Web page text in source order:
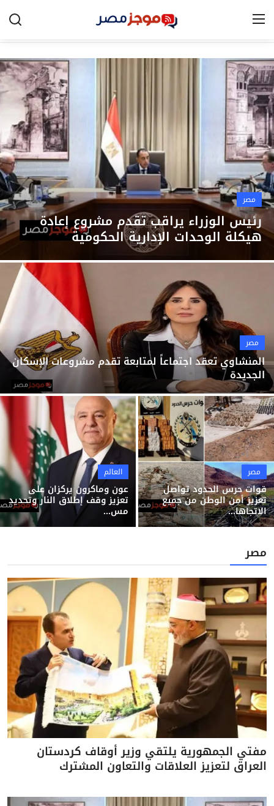
الرئيسية
مصر
الخليج
العالم
الرياضة
اقتصاد
تكنولوجيا
التعليم
منوعات
مصر
رئيس الوزراء يراقب تقدم مشروع إعادة
هيكلة الوحدات الإدارية الحكومية
مصر
المنشاوي تعقد اجتماعاً لمتابعة تقدم مشروعات الإسكان
الجديدة
مصر
قوات حرس الحدود تواصل
تعزيز أمن الوطن من جميع
الاتجاها...
العالم
عون وماكرون يركزان على
تعزيز وقف إطلاق النار وتحديد
مس...
مصر
مفتي الجمهورية يلتقي وزير أوقاف كردستان
العراق لتعزيز العلاقات والتعاون المشترك